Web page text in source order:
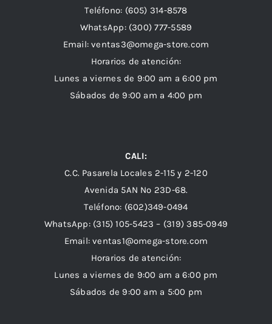
Teléfono: (605) 314-8578
WhatsApp: (300) 777-5589
Email: ventas3@omega-store.com
Horarios de atención:
Lunes a viernes de 9:00 am a 6:00 pm
Sábados de 9:00 am a 4:00 pm
CALI:
C.C. Pasarela Locales 2-115 y 2-120
Avenida 5AN Nº 23D-68.
Teléfono: (602)349-0494
WhatsApp: (315) 105-5423 – (319) 385-0949
Email:ventas1@omega-store.com
Horarios de atención:
Lunes a viernes de 9:00 am a 6:00 pm
Sábados de 9:00 am a 5:00 pm